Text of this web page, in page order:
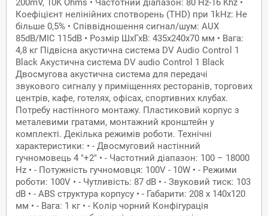
200mV, 10K Ohms • Частотний діапазон: 80 Hz-16 Khz •
Коефіцієнт нелінійних спотворень (THD) при 1kHz: Не
більше 0,5% • Співвідношення сигнал/шум: AUX
85dB/MIC 115dB • Розмір ШхГхВ: 435х240х70 мм • Вага:
4,8 кг Підвісна акустична система DV Audio Control 1
Black Акустична система DV audio Control 1 Black
Двосмугова акустична система для передачі
звукового сигналу у приміщеннях ресторанів, торгових
центрів, кафе, готелях, офісах, спортивних клубах.
Потребу настінного монтажу. Пластиковий корпус з
металевими гратами, монтажний кронштейн у
комплекті. Декілька режимів роботи. Технічні
характеристики: • - Двосмуговий настінний
гучномовець 4 "+2" • - Частотний діапазон: 100 – 18000
Hz • - Потужність гучномовця: 100V - 10W • - Режими
роботи: 100V • - Чутливість: 87 dB • - Звуковий тиск: 103
dB • - ABS структура корпусу • - Габарити: 208 x 140х120
мм • - Вага: 1 кг • - Колір чорний Конфігурація